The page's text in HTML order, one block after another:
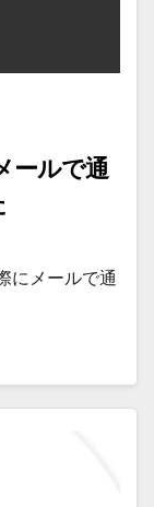
ールで通
にメールで通